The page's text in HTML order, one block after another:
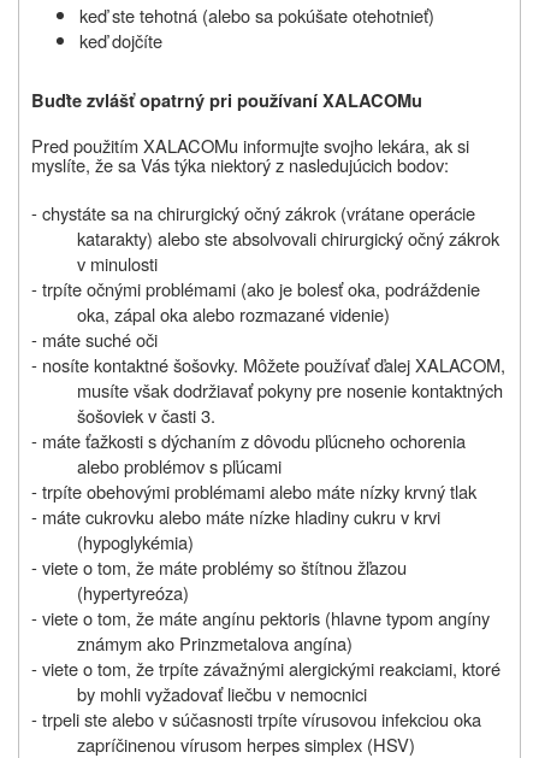
keď ste tehotná (alebo sa pokúšate otehotnieť)
keď dojčíte
Buďte zvlášť opatrný pri používaníXALACOMu
Pred použitímXALACOMu informujte svojho lekára, ak si
myslíte, že sa Vás týka niektorý z nasledujúcich bodov:
- chystáte sa na chirurgický očný zákrok (vrátane operácie
katarakty) alebo ste absolvovali chirurgický očný zákrok
v minulosti
- trpíte očnými problémami (ako je bolesť oka, podráždenie
oka, zápal oka alebo rozmazané videnie)
- máte suché oči
- nosíte kontaktné šošovky. Môžete používať ďalej XALACOM,
musíte však dodržiavať pokyny pre nosenie kontaktných
šošoviek v časti 3.
- máte ťažkosti s dýchaním z dôvodu pľúcneho ochorenia
alebo problémov s pľúcami
- trpíte obehovými problémami alebo máte nízky krvný tlak
- máte cukrovku alebo máte nízke hladiny cukru v krvi
(hypoglykémia)
- viete o tom, že máte problémy so štítnou žľazou
(hypertyreóza)
- viete o tom, že máte angínu pektoris (hlavne typom angíny
známym ako Prinzmetalova angína)
- viete o tom, že trpíte závažnými alergickými reakciami, ktoré
by mohli vyžadovať liečbu v nemocnici
- trpeli ste alebo v súčasnosti trpíte vírusovou infekciou oka
zapríčinenou vírusom herpes simplex (HSV)